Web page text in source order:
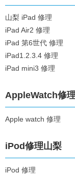
山梨 iPad 修理
iPad Air2 修理
iPad 第6世代 修理
iPad1.2.3.4 修理
iPad mini3 修理
AppleWatch修
Apple watch 修理
iPod修理山梨
iPod 修理